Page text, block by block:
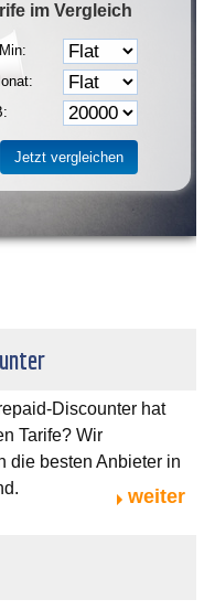
im Vergleich
Discounter hat
Tarife? Wir
die besten Anbieter in
weiter